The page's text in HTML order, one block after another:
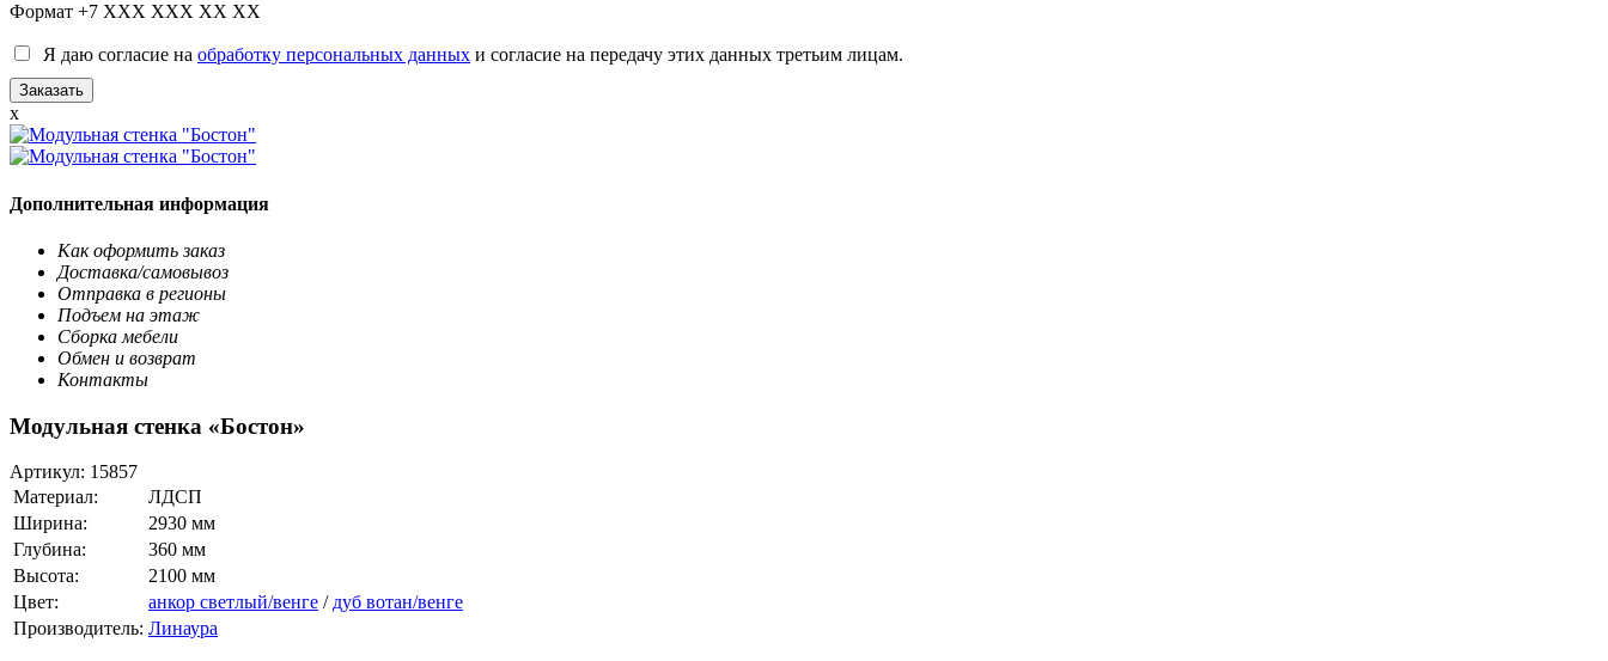
Формат +7 XXX XXX XX XX
Я даю согласие на обработку персональных данных и согласие на передачу этих данных третьим лицам.
x
Дополнительная информация
Как оформить заказ
Доставка/самовывоз
Отправка в регионы
Подъем на этаж
Сборка мебели
Обмен и возврат
Контакты
Модульная стенка «Бостон»
Артикул: 15857
Материал:
ЛДСП
Ширина:
2930 мм
Глубина:
360 мм
Высота:
2100 мм
Цвет:
анкор светлый/венге / дуб вотан/венге
Производитель: Линаура